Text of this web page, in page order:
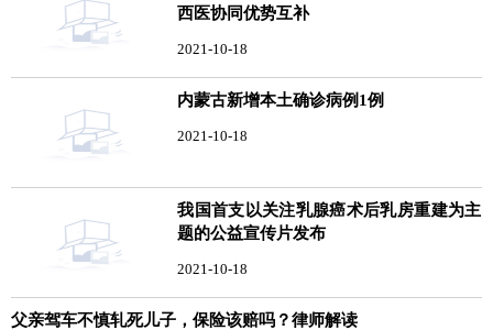
西医协同优势互补
2021-10-18
内蒙古新增本土确诊病例1例
2021-10-18
我国首支以关注乳腺癌术后乳房重建为主
题的公益宣传片发布
2021-10-18
父亲驾车不慎轧死儿子，保险该赔吗？律师解读